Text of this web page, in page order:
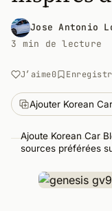
Jose Antonio
3 min de lecture
J’aime0
Ajouter Korean
Ajoute Korean Car
sources préférées